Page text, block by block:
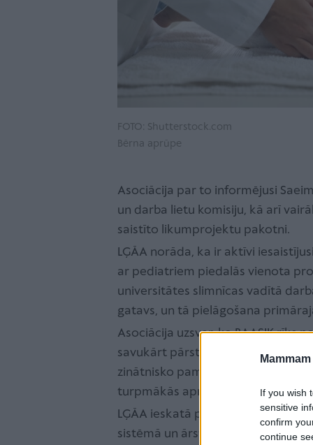
If you wish
sensitive
confirm
continue
FOTO: Shutterstock.com
Bērna aprūpe
Asociācija par to informējusi
un darba lietu komisiju, kā arī
saistīto likumprojektu pakotni.
LĢĀA norāda, ka ir aktīvi
ar pediatriem piedalās vienota
universitātes slimnīcas vadītā
gatavs, un tā pielāgošana
Asociācija uzsver, ka BAASIK rīks
savukārt pārstrādātā jautājumu
zinātnisko pamatojumu,
turpmākās aprūpes
LĢĀA ieskatā papildu problēmas
sistēmā un ārstu informācijas